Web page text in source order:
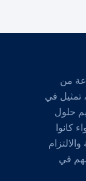
من
تمثيل في
حلول
كانوا
في